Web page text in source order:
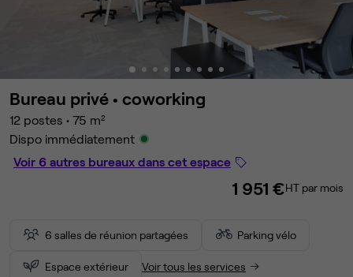
Bureau privé • coworking
12 postes • 75 m²
Dispo immédiatement
Voir 6 autres bureaux dans cet espace
1 951 €HT par mois
6 salles de réunion partagées Parking vélo
Espace extérieur Voir tous les services